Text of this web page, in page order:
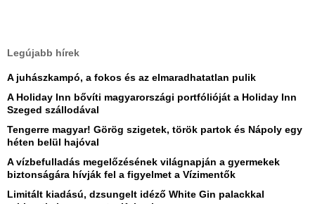
Legújabb hírek
A juhászkampó, a fokos és az elmaradhatatlan pulik
A Holiday Inn bővíti magyarországi portfólióját a Holiday Inn
Szeged szállodával
Tengerre magyar! Görög szigetek, török partok és Nápoly egy
héten belül hajóval
A vízbefulladás megelőzésének világnapján a gyermekek
biztonságára hívják fel a figyelmet a Vízimentők
Limitált kiadású, dzsungelt idéző White Gin palackkal